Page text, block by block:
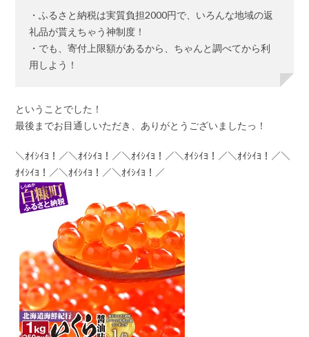
・ふるさと納税は実質負担2000円で、いろんな地域の返
礼品が貰えちゃう神制度！
・でも、寄付上限額があるから、ちゃんと調べてから利
用しよう！
ということでした！
最後までお目通しいただき、ありがとうございましたっ！
＼ｵｲｼｲﾖ！／＼ｵｲｼｲﾖ！／＼ｵｲｼｲﾖ！／＼ｵｲｼｲﾖ！／＼ｵｲｼｲﾖ！／＼
ｵｲｼｲﾖ！／＼ｵｲｼｲﾖ！／＼ｵｲｼｲﾖ！／